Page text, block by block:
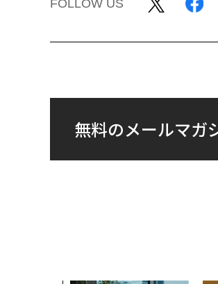
FOLLOW US
無料のメールマガ